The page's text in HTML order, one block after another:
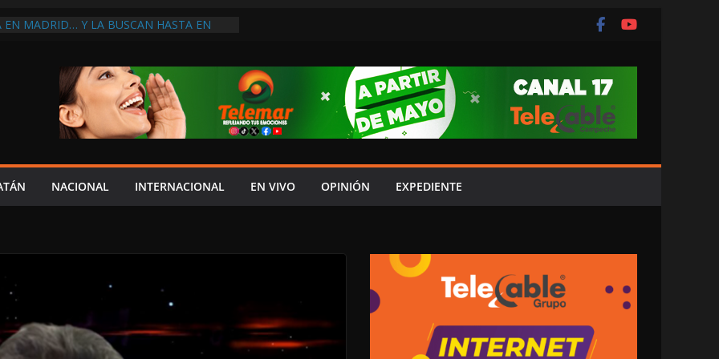
EN MADRID… Y LA BUSCAN HASTA EN
EN UNA DE LAS CADENAS DE ARTÍCULOS
DE EUROPA: MARCEL CARRILLO
SU PEOR MOMENTO: PAN; LA ECONOMÍA
CRECE LA INSEGURIDAD, NO HAY
CRÍTICOS SON CENSURADOS
EL TIEMPO”; INFRAESTRUCTURA
Y URGE MODERNIZARLA:
NACIONAL INTERNACIONAL EN VIVO OPINIÓN EXPEDIENTE